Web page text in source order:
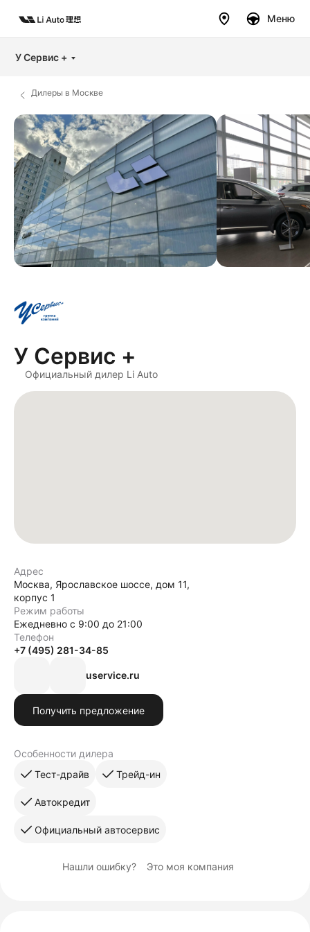
Меню
Модели
Покупателям
Владельцам
Авто в наличии
Бренд
У Сервис +
Дилеры в Москве
У Сервис +
Официальный дилер Li Auto
Адрес
Москва, Ярославское шоссе, дом 11,
корпус 1
Режим работы
Ежедневно с 9:00 до 21:00
Телефон
+7 (495) 281-34-85
uservice.ru
Получить предложение
Особенности дилера
Тест-драйв
Трейд-ин
Автокредит
Официальный автосервис
Нашли ошибку? Это моя компания